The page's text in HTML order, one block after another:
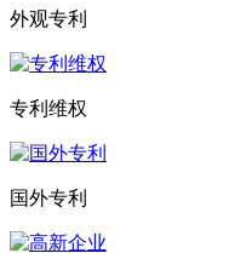
外观专利
专利维权
国外专利